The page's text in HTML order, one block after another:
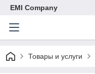
EMI Company
Товары и услуги